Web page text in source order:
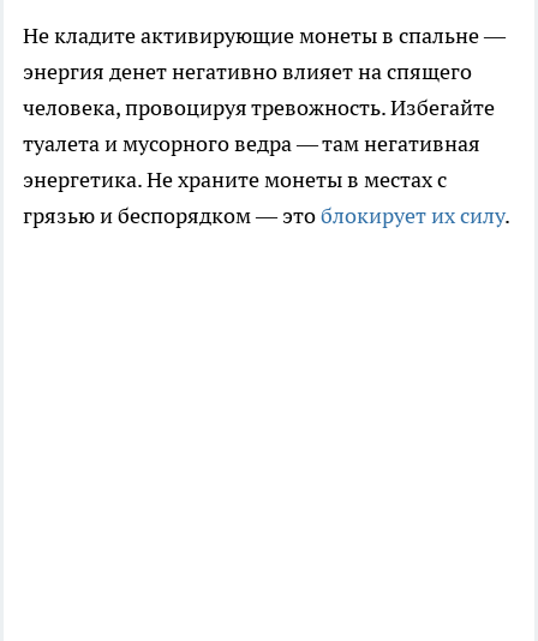
Не кладите активирующие монеты в спальне —
энергия денет негативно влияет на спящего
человека, провоцируя тревожность. Избегайте
туалета и мусорного ведра — там негативная
энергетика. Не храните монеты в местах с
грязью и беспорядком — этоблокирует их силу.